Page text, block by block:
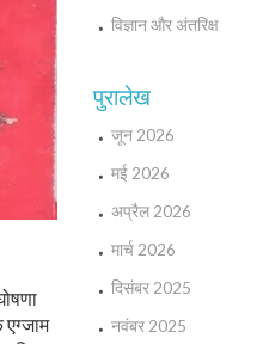
विज्ञान और अंतरिक्ष
पुरालेख
जून 2026
मई 2026
अप्रैल 2026
मार्च 2026
दिसंबर 2025
नवंबर 2025